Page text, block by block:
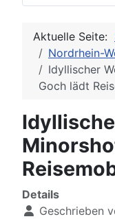
Aktuelle Seite:
Nordrhein-
Idyllischer
Goch lädt
Details
Geschrieben